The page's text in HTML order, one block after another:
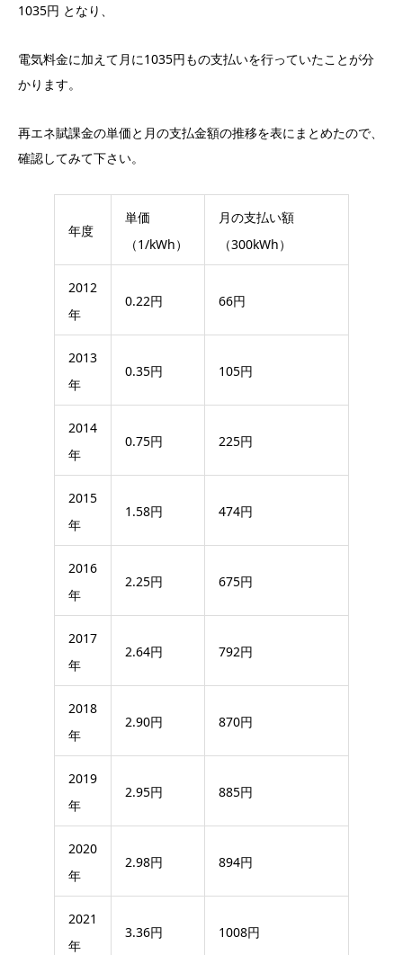
1035円 となり、
電気料金に加えて月に1035円もの支払いを行っていたことが分
かります。
再エネ賦課金の単価と月の支払金額の推移を表にまとめたので、
確認してみて下さい。
年度
単価
（1/kWh）
月の支払い額
（300kWh）
2012
年
0.22円 66円
2013
年
0.35円 105円
2014
年
0.75円 225円
2015
年
1.58円 474円
2016
年
2.25円 675円
2017
年
2.64円 792円
2018
年
2.90円 870円
2019
年
2.95円 885円
2020
年
2.98円 894円
2021
年
3.36円 1008円